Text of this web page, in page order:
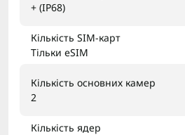
+ (IP68)
Кількість SIM-карт
Тільки eSIM
Кількість основних камер
2
Кількість ядер